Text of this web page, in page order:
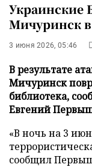
Украинские
Мичуринск
3 июня 2026, 05:46
В результате
Мичуринск
библиотека,
Евгений
«В ночь на 3
сообщил